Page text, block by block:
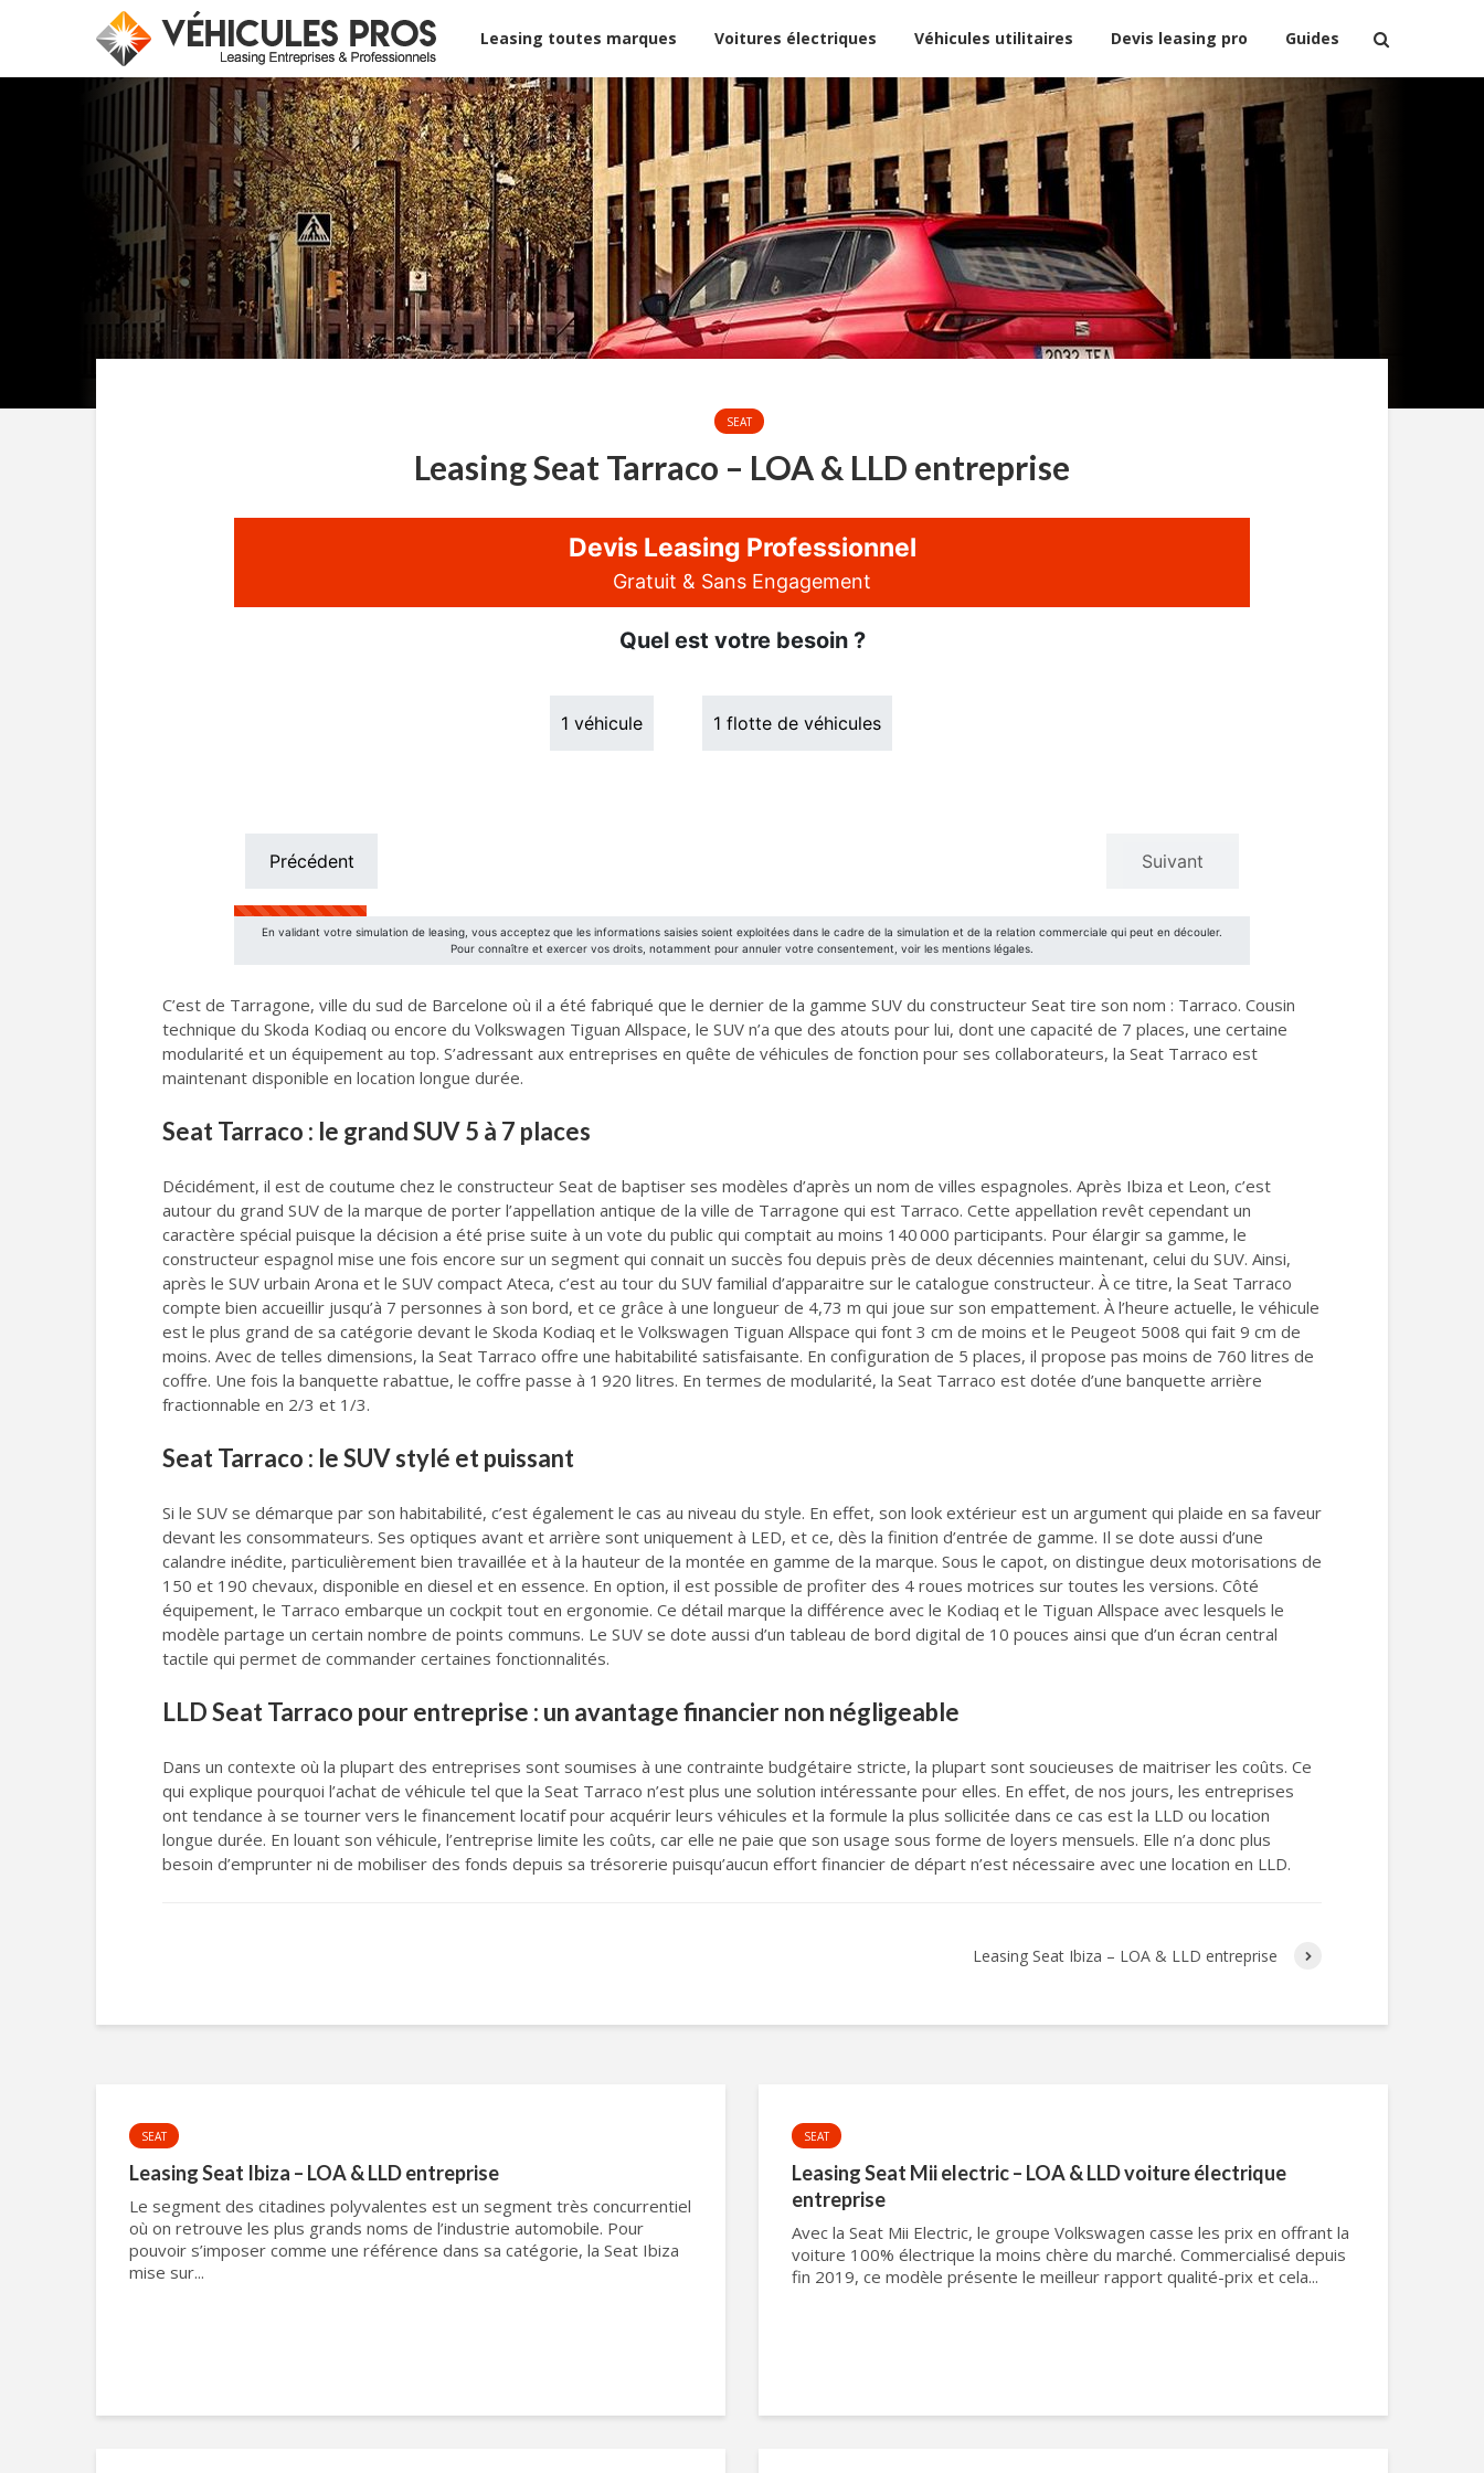
Leasing toutes marques Voitures électriques Véhicules utilitaires Devis leasing pro Guides
SEAT
Leasing Seat Tarraco – LOA & LLD entreprise
C’est de Tarragone, ville du sud de Barcelone où il a été fabriqué que le dernier de la gamme SUV du constructeur Seat tire son nom : Tarraco. Cousin
technique du Skoda Kodiaq ou encore du Volkswagen Tiguan Allspace, le SUV n’a que des atouts pour lui, dont une capacité de 7 places, une certaine
modularité et un équipement au top. S’adressant aux entreprises en quête de véhicules de fonction pour ses collaborateurs, la Seat Tarraco est
maintenant disponible en location longue durée.
Seat Tarraco : le grand SUV 5 à 7 places
Décidément, il est de coutume chez le constructeur Seat de baptiser ses modèles d’après un nom de villes espagnoles. Après Ibiza et Leon, c’est
autour du grand SUV de la marque de porter l’appellation antique de la ville de Tarragone qui est Tarraco. Cette appellation revêt cependant un
caractère spécial puisque la décision a été prise suite à un vote du public qui comptait au moins 140 000 participants. Pour élargir sa gamme, le
constructeur espagnol mise une fois encore sur un segment qui connait un succès fou depuis près de deux décennies maintenant, celui du SUV. Ainsi,
après le SUV urbain Arona et le SUV compact Ateca, c’est au tour du SUV familial d’apparaitre sur le catalogue constructeur. À ce titre, la Seat Tarraco
compte bien accueillir jusqu’à 7 personnes à son bord, et ce grâce à une longueur de 4,73 m qui joue sur son empattement. À l’heure actuelle, le véhicule
est le plus grand de sa catégorie devant le Skoda Kodiaq et le Volkswagen Tiguan Allspace qui font 3 cm de moins et le Peugeot 5008 qui fait 9 cm de
moins. Avec de telles dimensions, la Seat Tarraco offre une habitabilité satisfaisante. En configuration de 5 places, il propose pas moins de 760 litres de
coffre. Une fois la banquette rabattue, le coffre passe à 1 920 litres. En termes de modularité, la Seat Tarraco est dotée d’une banquette arrière
fractionnable en 2/3 et 1/3.
Seat Tarraco : le SUV stylé et puissant
Si le SUV se démarque par son habitabilité, c’est également le cas au niveau du style. En effet, son look extérieur est un argument qui plaide en sa faveur
devant les consommateurs. Ses optiques avant et arrière sont uniquement à LED, et ce, dès la finition d’entrée de gamme. Il se dote aussi d’une
calandre inédite, particulièrement bien travaillée et à la hauteur de la montée en gamme de la marque. Sous le capot, on distingue deux motorisations de
150 et 190 chevaux, disponible en diesel et en essence. En option, il est possible de profiter des 4 roues motrices sur toutes les versions. Côté
équipement, le Tarraco embarque un cockpit tout en ergonomie. Ce détail marque la différence avec le Kodiaq et le Tiguan Allspace avec lesquels le
modèle partage un certain nombre de points communs. Le SUV se dote aussi d’un tableau de bord digital de 10 pouces ainsi que d’un écran central
tactile qui permet de commander certaines fonctionnalités.
LLD Seat Tarraco pour entreprise : un avantage financier non négligeable
Dans un contexte où la plupart des entreprises sont soumises à une contrainte budgétaire stricte, la plupart sont soucieuses de maitriser les coûts. Ce
qui explique pourquoi l’achat de véhicule tel que la Seat Tarraco n’est plus une solution intéressante pour elles. En effet, de nos jours, les entreprises
ont tendance à se tourner vers le financement locatif pour acquérir leurs véhicules et la formule la plus sollicitée dans ce cas est la LLD ou location
longue durée. En louant son véhicule, l’entreprise limite les coûts, car elle ne paie que son usage sous forme de loyers mensuels. Elle n’a donc plus
besoin d’emprunter ni de mobiliser des fonds depuis sa trésorerie puisqu’aucun effort financier de départ n’est nécessaire avec une location en LLD.
Leasing Seat Ibiza – LOA & LLD entreprise
SEAT
Leasing Seat Ibiza – LOA & LLD entreprise
Le segment des citadines polyvalentes est un segment très concurrentiel
où on retrouve les plus grands noms de l’industrie automobile. Pour
pouvoir s’imposer comme une référence dans sa catégorie, la Seat Ibiza
mise sur...
SEAT
Leasing Seat Mii electric – LOA & LLD voiture électrique
entreprise
Avec la Seat Mii Electric, le groupe Volkswagen casse les prix en offrant la
voiture 100% électrique la moins chère du marché. Commercialisé depuis
fin 2019, ce modèle présente le meilleur rapport qualité-prix et cela...